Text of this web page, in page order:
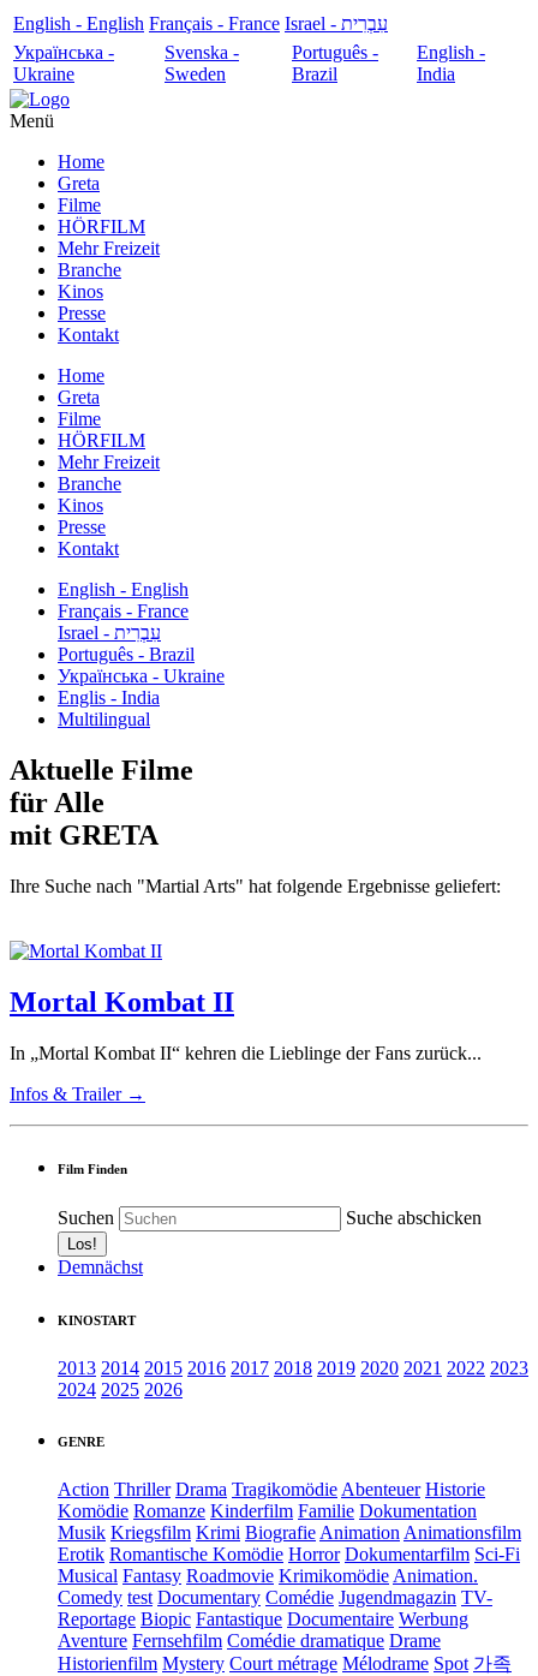
English - English Français - France
עִבְרִית - Israel
Українська -
Ukraine
Svenska -
Sweden
Português -
Brazil
English -
India
Menü
Home
Greta
Filme
HÖRFILM
Mehr Freizeit
Branche
Kinos
Presse
Kontakt
Home
Greta
Filme
HÖRFILM
Mehr Freizeit
Branche
Kinos
Presse
Kontakt
English - English
Français - France
עִבְרִית - Israel
Português - Brazil
Українська - Ukraine
Englis - India
Multilingual
Aktuelle Filme
für Alle
mit GRETA
Ihre Suche nach "Martial Arts" hat folgende Ergebnisse geliefert:
Mortal Kombat II
In „Mortal Kombat II“ kehren die Lieblinge der Fans zurück...
Infos & Trailer →
Film Finden
Suchen Suche abschicken
Demnächst
KINOSTART
2013 2014 2015 2016 2017 2018 2019 2020 2021 2022 2023
2024 2025 2026
GENRE
Action Thriller Drama TragikomödieAbenteuer Historie
Komödie Romanze Kinderfilm Familie Dokumentation
Musik Kriegsfilm Krimi BiografieAnimationAnimationsfilm
Erotik Romantische Komödie Horror Dokumentarfilm Sci-Fi
Musical Fantasy Roadmovie KrimikomödieAnimation.
Comedy test Documentary Comédie Jugendmagazin TV-
Reportage Biopic Fantastique Documentaire Werbung
Aventure Fernsehfilm Comédie dramatique Drame
Historienfilm Mystery Court métrage Mélodrame Spot 가족